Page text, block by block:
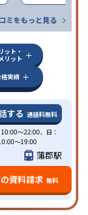
ミをもっと見る
ット・
リット
実績
する 通話料無料
〜22:00、日：
〜19:00
蒲郡駅
資料請求 無料